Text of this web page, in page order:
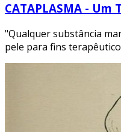
CATAPLASMA -
"Qualquer substância
pele para fins